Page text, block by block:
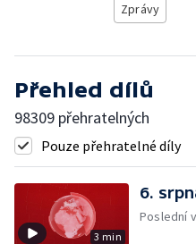
Zprávy
Přehled dílů
98309 přehratelných
Pouze přehratelné díly
3 min
6.
Poslední